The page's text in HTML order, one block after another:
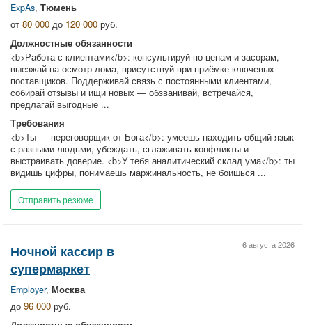
ExpAs, Тюмень
от 80 000 до 120 000 руб.
Должностные обязанности
<b>Работа с клиентами</b>: консультируй по ценам и засорам,
выезжай на осмотр лома, присутствуй при приёмке ключевых
поставщиков. Поддерживай связь с постоянными клиентами,
собирай отзывы и ищи новых — обзванивай, встречайся,
предлагай выгодные ...
Требования
<b>Ты — переговорщик от Бога</b>: умеешь находить общий язык
с разными людьми, убеждать, сглаживать конфликты и
выстраивать доверие. <b>У тебя аналитический склад ума</b>: ты
видишь цифры, понимаешь маржинальность, не боишься ...
Отправить резюме
6 августа 2026
Ночной кассир в
супермаркет
Employer, Москва
до 96 000 руб.